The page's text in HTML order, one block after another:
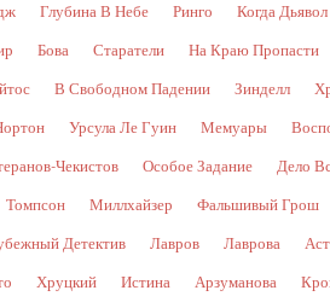
Глубина В Небе Ринго Когда
Бова Старатели На Краю Пропасти
В Свободном Падении Зинделл
Урсула Ле Гуин Мемуары
Чекистов Особое Задание Дело
Томпсон Миллхайзер Фальшивый Грош
Детектив Лавров Лаврова
Хруцкий Истина Арзуманова